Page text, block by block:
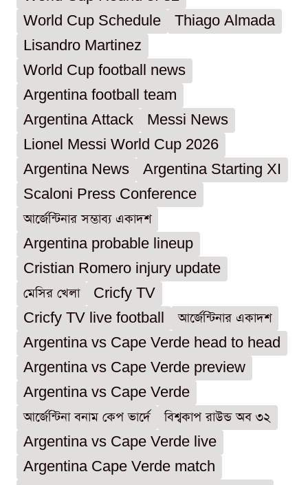
World Cup Schedule
Thiago Almada
Lisandro Martinez
World Cup football news
Argentina football team
Argentina Attack
Messi News
Lionel Messi World Cup 2026
Argentina News
Argentina Starting XI
Scaloni Press Conference
আর্জেন্টিনার সম্ভাব্য একাদশ
Argentina probable lineup
Cristian Romero injury update
মেসির খেলা
Cricfy TV
Cricfy TV live football
আর্জেন্টিনার একাদশ
Argentina vs Cape Verde head to head
Argentina vs Cape Verde preview
Argentina vs Cape Verde
আর্জেন্টিনা বনাম কেপ ভার্দে
বিশ্বকাপ রাউন্ড অব ৩২
Argentina vs Cape Verde live
Argentina Cape Verde match